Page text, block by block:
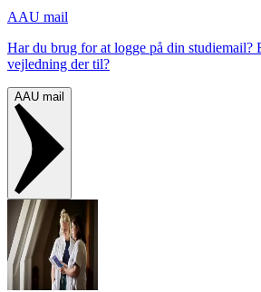
AAU mail
Har du brug for at logge på din studiemail?
vejledning der til?
AAU mail